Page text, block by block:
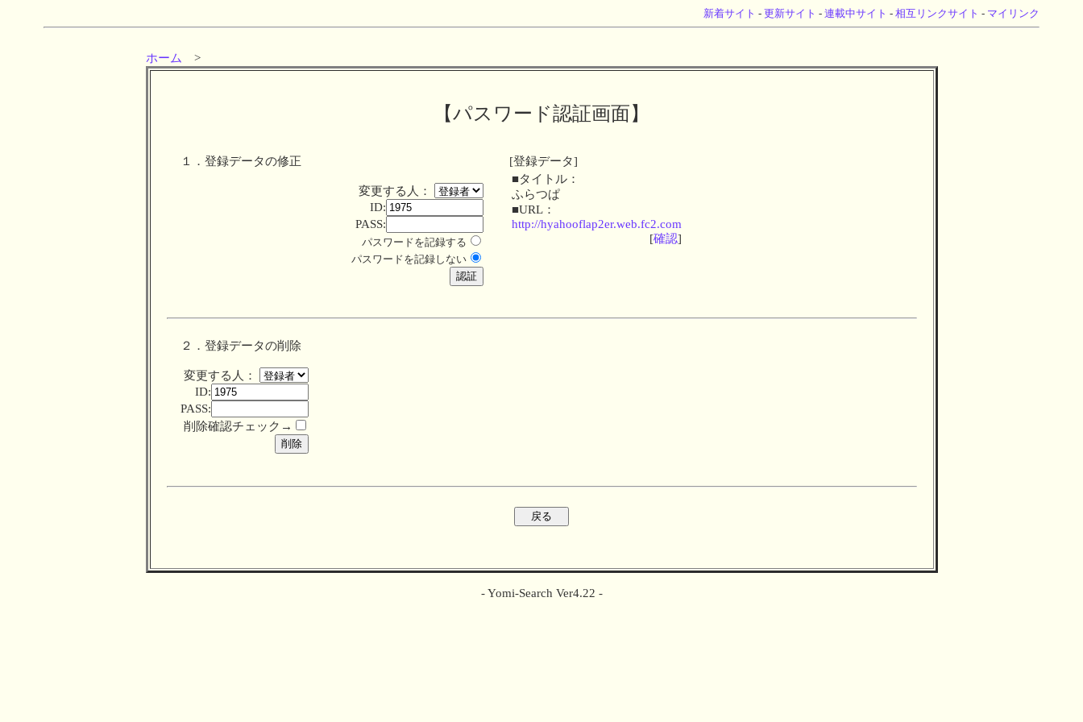
新着サイト -更新サイト -連載中サイト -相互リンクサイト - マイリンク
ホーム >
【パスワード認証画面】
１．登録データの修正
変更する人：
ID:
PASS:
パスワードを記録する
パスワードを記録しない
[登録データ]
■タイトル：
ふらつぱ
■URL：
http://hyahooflap2er.web.fc2.com
[確認]
２．登録データの削除
変更する人：
ID:
PASS:
削除確認チェック→
- Yomi-Search Ver4.22 -